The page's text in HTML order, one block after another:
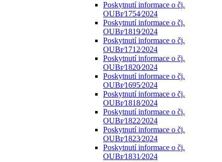
Poskytnutí informace o čj.
OUBr⁄1754⁄2024
Poskytnutí informace o čj.
OUBr⁄1819⁄2024
Poskytnutí informace o čj.
OUBr⁄1712⁄2024
Poskytnutí informace o čj.
OUBr⁄1820⁄2024
Poskytnutí informace o čj.
OUBr⁄1695⁄2024
Poskytnutí informace o čj.
OUBr⁄1818⁄2024
Poskytnutí informace o čj.
OUBr⁄1822⁄2024
Poskytnutí informace o čj.
OUBr⁄1823⁄2024
Poskytnutí informace o čj.
OUBr⁄1831⁄2024